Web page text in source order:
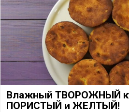
​Влажный ТВОРОЖНЫЙ
ПОРИСТЫЙ и ЖЕЛТЫЙ!